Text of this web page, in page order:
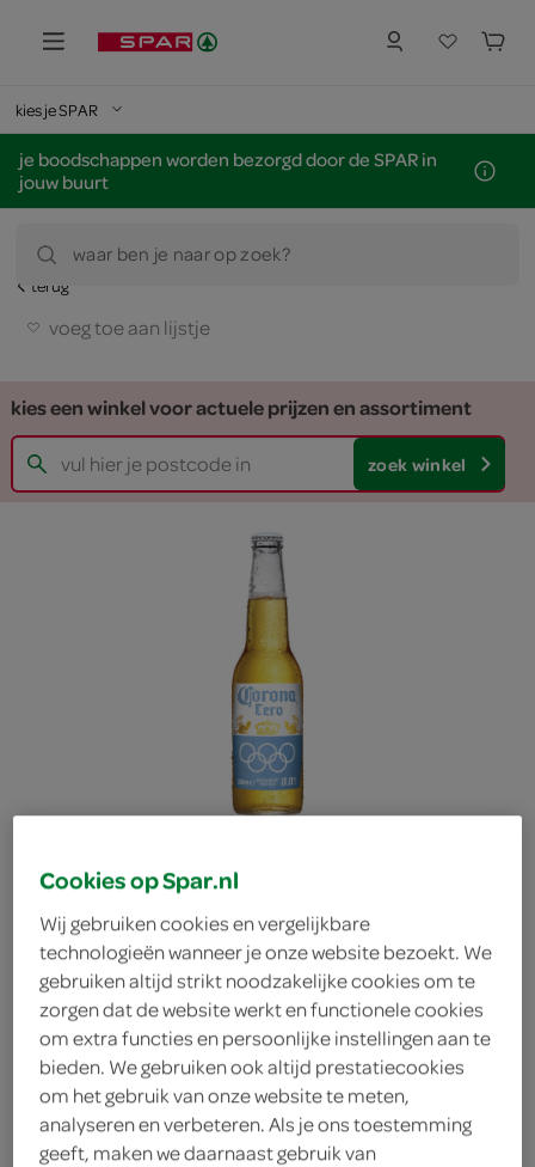
kies je SPAR
je boodschappen worden bezorgd door de SPAR in
jouw buurt
waar ben je naar op zoek?
terug
voeg toe aan lijstje
kies een winkel voor actuele prijzen en assortiment
zoek winkel
Corona bier 0.0
Corona
< 25 jaar? Laat je legitimatie zien
< 18 jaar verkopen wij geen
Cookies op Spar.nl
Wij gebruiken cookies en vergelijkbare
technologieën wanneer je onze website bezoekt. We
gebruiken altijd strikt noodzakelijke cookies om te
zorgen dat de website werkt en functionele cookies
om extra functies en persoonlijke instellingen aan te
bieden. We gebruiken ook altijd prestatiecookies
om het gebruik van onze website te meten,
analyseren en verbeteren. Als je ons toestemming
geeft, maken we daarnaast gebruik van